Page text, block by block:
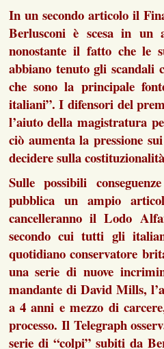
In un secondo articolo il
Berlusconi è scesa in un
nonostante il fatto che le
abbiano tenuto gli
che sono la principale
italiani”. I difensori del
l’aiuto della magistratura
ciò aumenta la pressione
decidere sulla
Sulle possibili
pubblica un ampio
cancelleranno il Lodo
secondo cui tutti gli
quotidiano conservatore
una serie di nuove
mandante di David Mills,
a 4 anni e mezzo di
processo. Il Telegraph
serie di “colpi” subiti da